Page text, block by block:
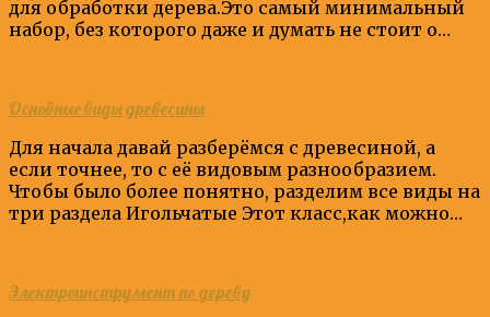
для обработки дерева.Это самый минимальный
набор, без которого даже и думать не стоит о…
Основные виды древесины
Для начала давай разберёмся с древесиной, а
если точнее, то с её видовым разнообразием.
Чтобы было более понятно, разделим все виды на
три раздела Игольчатые Этот класс,как можно…
Электроинструмент по дереву